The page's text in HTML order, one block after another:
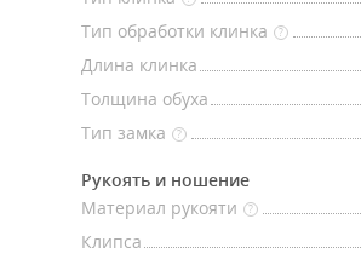
Тип обработки клинка ?
Длина клинка
Толщина обуха
Тип замка
?
Рукоять и ношение
Материал рукояти
?
Клипса